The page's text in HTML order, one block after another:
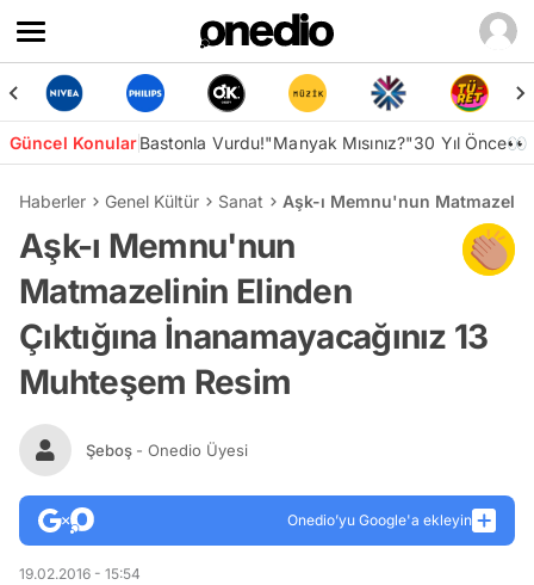
Güncel KonularBastonla Vurdu!"Manyak Mısınız?"30 Yıl Önce👀
Haberler Genel Kültür Sanat Aşk-ı Memnu'nun
Aşk-ı Memnu'nun
Matmazelinin Elinden
Çıktığına İnanamayacağınız 13
Muhteşem Resim
Şeboş - Onedio Üyesi
Onedio’yu Google'a ekleyin
19.02.2016 - 15:54